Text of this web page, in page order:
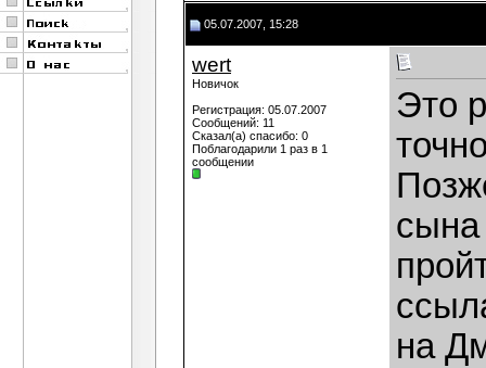
05.07.2007, 15:28
wert
Новичок
Регистрация: 05.07.2007
Сообщений: 11
Сказал(а) спасибо: 0
Поблагодарили 1 раз в 1
сообщении
Это
сына
на